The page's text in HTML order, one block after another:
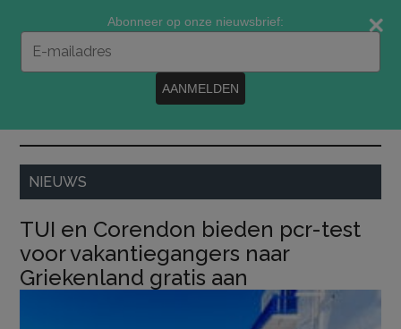
naar
naar
naar
NIEUWS
TUI en Corendon bieden pcr-test
voor vakantiegangers naar
Griekenland gratis aan
Abonneer op onze nieuwsbrief:
e-
AANMELDEN